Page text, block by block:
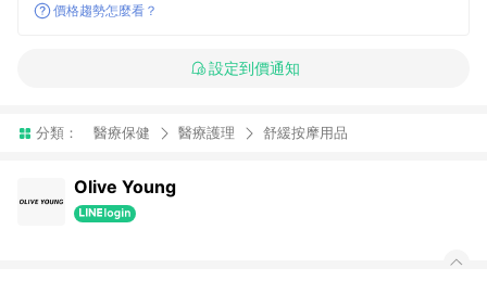
價格趨勢怎麼看？
設定到價通知
分類： 醫療保健 醫療護理 舒緩按摩用品
Olive Young